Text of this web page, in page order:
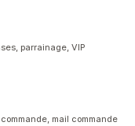
parrainage, VIP
mail commande